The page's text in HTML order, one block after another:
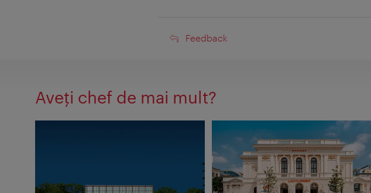
Feedback
Feedback
Aveţi chef de mai mult?